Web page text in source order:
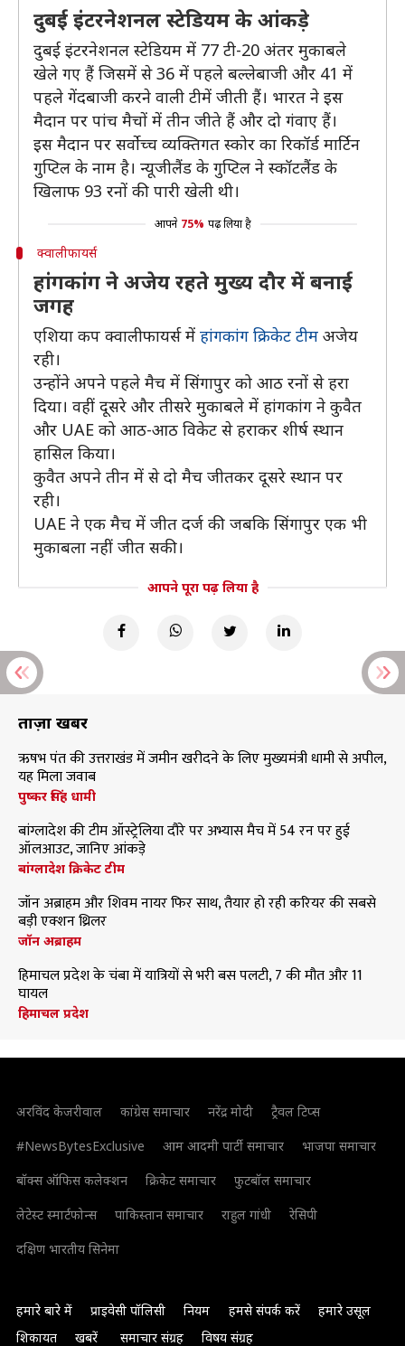
दुबई इंटरनेशनल स्टेडियम के आंकड़े
दुबई इंटरनेशनल स्टेडियम में 77 टी-20 अंतर मुकाबले
खेले गए हैं जिसमें से 36 में पहले बल्लेबाजी और 41 में
पहले गेंदबाजी करने वाली टीमें जीती हैं। भारत ने इस
मैदान पर पांच मैचों में तीन जीते हैं और दो गंवाए हैं।
इस मैदान पर सर्वोच्च व्यक्तिगत स्कोर का रिकॉर्ड मार्टिन
गुप्टिल के नाम है। न्यूजीलैंड के गुप्टिल ने स्कॉटलैंड के
खिलाफ 93 रनों की पारी खेली थी।
आपने 75% पढ़ लिया है
क्वालीफायर्स
हांगकांग ने अजेय रहते मुख्य दौर में बनाई
जगह
एशिया कप क्वालीफायर्स में हांगकांग क्रिकेट टीम अजेय
रही।
उन्होंने अपने पहले मैच में सिंगापुर को आठ रनों से हरा
दिया। वहीं दूसरे और तीसरे मुकाबले में हांगकांग ने कुवैत
और UAE को आठ-आठ विकेट से हराकर शीर्ष स्थान
हासिल किया।
कुवैत अपने तीन में से दो मैच जीतकर दूसरे स्थान पर
रही।
UAE ने एक मैच में जीत दर्ज की जबकि सिंगापुर एक भी
मुकाबला नहीं जीत सकी।
आपने पूरा पढ़ लिया है
ताज़ा खबरें
ऋषभ पंत की उत्तराखंड में जमीन खरीदने के लिए मुख्यमंत्री धामी से अपील,
यह मिला जवाब
पुष्कर सिंह धामी
बांग्लादेश की टीम ऑस्ट्रेलिया दौरे पर अभ्यास मैच में 54 रन पर हुई
ऑलआउट, जानिए आंकड़े
बांग्लादेश क्रिकेट टीम
जॉन अब्राहम और शिवम नायर फिर साथ, तैयार हो रही करियर की सबसे
बड़ी एक्शन थ्रिलर
जॉन अब्राहम
हिमाचल प्रदेश के चंबा में यात्रियों से भरी बस पलटी, 7 की मौत और 11
घायल
हिमाचल प्रदेश
अरविंद केजरीवाल कांग्रेस समाचार नरेंद्र मोदी
ट्रैवल टिप्स
#NewsBytesExclusive
आम आदमी पार्टी समाचार
भाजपा समाचार
बॉक्स ऑफिस कलेक्शन
क्रिकेट समाचार
फुटबॉल समाचार
लेटेस्ट स्मार्टफोन्स
पाकिस्तान समाचार राहुल गांधी
रेसिपी
दक्षिण भारतीय सिनेमा
हमारे बारे में प्राइवेसी पॉलिसी नियम हमसे संपर्क करें
हमारे उसूल
शिकायत
खबरें समाचार संग्रह विषय संग्रह